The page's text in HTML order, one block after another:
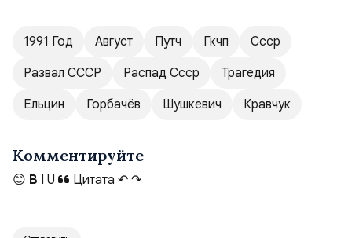
1991 Год Август Путч Гкчп
Ссср
Развал СССР
Распад Ссср
Трагедия
Ельцин
Горбачёв Шушкевич Кравчук
Комментируйте
😊 B I U Цитата ↶ ↷